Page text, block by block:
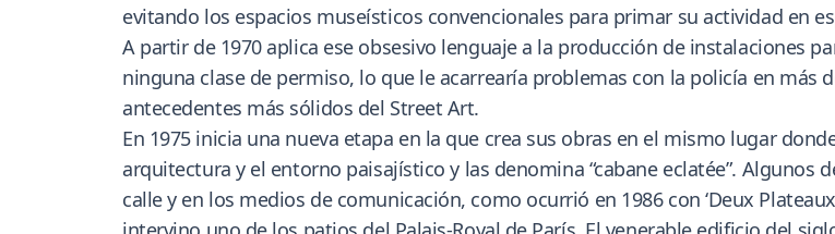
evitando los espacios museísticos convencionales para primar su actividad en
A partir de 1970 aplica ese obsesivo lenguaje a la producción de instalaciones
ninguna clase de permiso, lo que le acarrearía problemas con la policía en más
antecedentes más sólidos del Street Art.
En 1975 inicia una nueva etapa en la que crea sus obras en el mismo lugar
arquitectura y el entorno paisajístico y las denomina “cabane eclatée”. Algunos
calle y en los medios de comunicación, como ocurrió en 1986 con ‘Deux